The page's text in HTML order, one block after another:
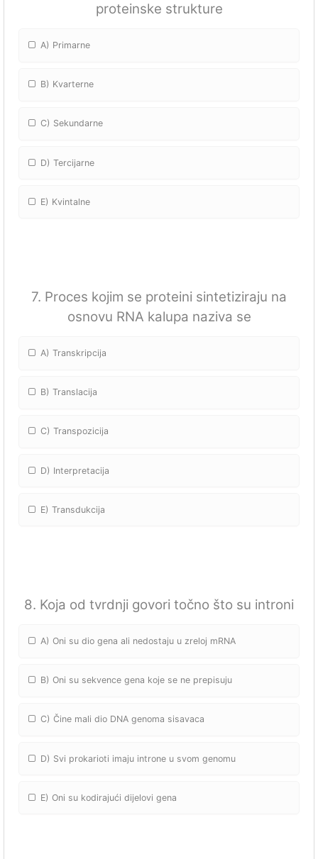
proteinske strukture
A) Primarne
B) Kvarterne
C) Sekundarne
D) Tercijarne
E) Kvintalne
7. Proces kojim se proteini sintetiziraju na
osnovu RNA kalupa naziva se
A) Transkripcija
B) Translacija
C) Transpozicija
D) Interpretacija
E) Transdukcija
8. Koja od tvrdnji govori točno što su introni
A) Oni su dio gena ali nedostaju u zreloj mRNA
B) Oni su sekvence gena koje se ne prepisuju
C) Čine mali dio DNA genoma sisavaca
D) Svi prokarioti imaju introne u svom genomu
E) Oni su kodirajući dijelovi gena